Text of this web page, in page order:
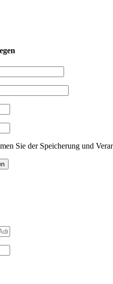
Sie der Speicherung und